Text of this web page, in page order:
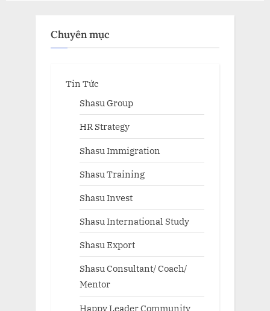
Chuyên mục
Tin Tức
Shasu Group
HR Strategy
Shasu Immigration
Shasu Training
Shasu Invest
Shasu International Study
Shasu Export
Shasu Consultant/ Coach/
Mentor
Happy Leader Community